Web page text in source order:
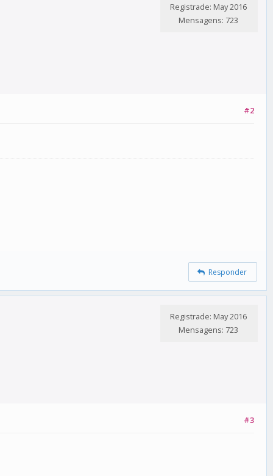
Registrade: May 2016
Mensagens: 723
#2
Responder
Registrade: May 2016
Mensagens: 723
#3